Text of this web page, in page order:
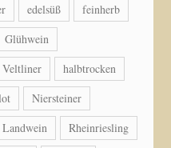
edelsüß
feinherb
Glühwein
Veltliner
halbtrocken
Niersteiner
Rheinriesling